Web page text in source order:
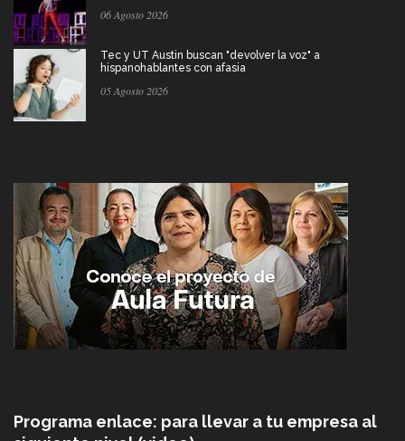
06 Agosto 2026
Tec y UT Austin buscan "devolver la voz" a
hispanohablantes con afasia
05 Agosto 2026
Programa enlace: para llevar a tu empresa al